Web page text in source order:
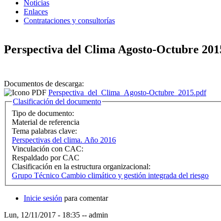
Noticias
Enlaces
Contrataciones y consultorías
Perspectiva del Clima Agosto-Octubre
Documentos de descarga:
Perspectiva_del_Clima_Agosto-Octubre_2015.pdf
Ocultar
Clasificación del documento
Tipo de documento:
Material de referencia
Tema palabras clave:
Perspectivas del clima. Año 2016
Vinculación con CAC:
Respaldado por CAC
Clasificación en la estructura organizacional:
Grupo Técnico Cambio climático y gestión integrada del riesgo
Inicie sesión para comentar
Lun, 12/11/2017 - 18:35 -- admin